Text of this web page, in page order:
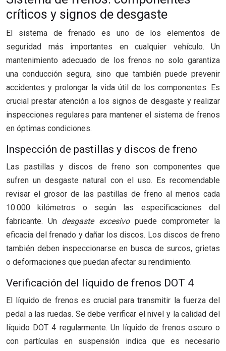
críticos y signos de desgaste
El sistema de frenado es uno de los elementos de
seguridad más importantes en cualquier vehículo. Un
mantenimiento adecuado de los frenos no solo garantiza
una conducción segura, sino que también puede prevenir
accidentes y prolongar la vida útil de los componentes. Es
crucial prestar atención a los signos de desgaste y realizar
inspecciones regulares para mantener el sistema de frenos
en óptimas condiciones.
Inspección de pastillas y discos de freno
Las pastillas y discos de freno son componentes que
sufren un desgaste natural con el uso. Es recomendable
revisar el grosor de las pastillas de freno al menos cada
10.000 kilómetros o según las especificaciones del
fabricante. Un desgaste excesivo puede comprometer la
eficacia del frenado y dañar los discos. Los discos de freno
también deben inspeccionarse en busca de surcos, grietas
o deformaciones que puedan afectar su rendimiento.
Verificación del líquido de frenos DOT 4
El líquido de frenos es crucial para transmitir la fuerza del
pedal a las ruedas. Se debe verificar el nivel y la calidad del
líquido DOT 4 regularmente. Un líquido de frenos oscuro o
con partículas en suspensión indica que es necesario